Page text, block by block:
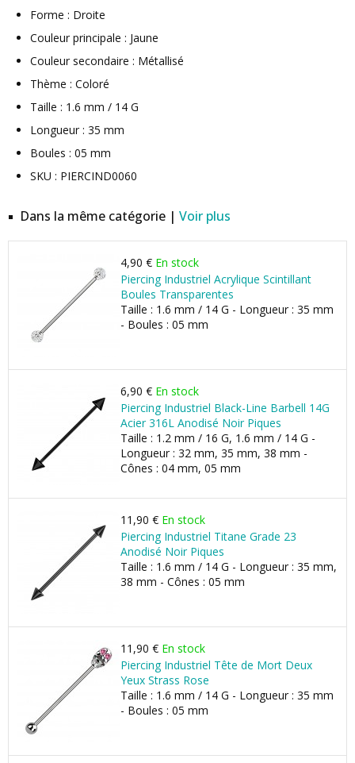
Forme : Droite
Couleur principale : Jaune
Couleur secondaire : Métallisé
Thème : Coloré
Taille : 1.6 mm / 14 G
Longueur : 35 mm
Boules : 05 mm
SKU : PIERCIND0060
Dans la même catégorie | Voir plus
4,90 € En stock
Piercing Industriel Acrylique Scintillant
Boules Transparentes
Taille : 1.6 mm / 14 G - Longueur : 35 mm
- Boules : 05 mm
6,90 € En stock
Piercing Industriel Black-Line Barbell 14G
Acier 316L Anodisé Noir Piques
Taille : 1.2 mm / 16 G, 1.6 mm / 14 G -
Longueur : 32 mm, 35 mm, 38 mm -
Cônes : 04 mm, 05 mm
11,90 € En stock
Piercing Industriel Titane Grade 23
Anodisé Noir Piques
Taille : 1.6 mm / 14 G - Longueur : 35 mm,
38 mm - Cônes : 05 mm
11,90 € En stock
Piercing Industriel Tête de Mort Deux
Yeux Strass Rose
Taille : 1.6 mm / 14 G - Longueur : 35 mm
- Boules : 05 mm